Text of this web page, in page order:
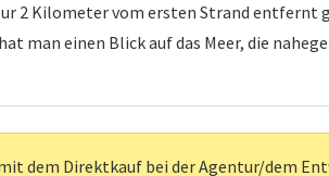
2 Kilometer vom ersten Strand entfernt
man einen Blick auf das Meer, die
dem Direktkauf bei der Agentur/dem